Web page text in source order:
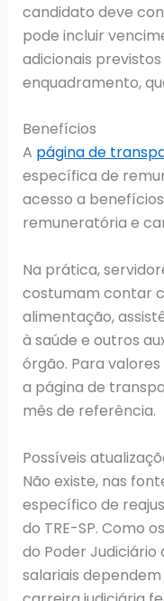
candidato deve
pode incluir
adicionais
enquadramento,
Benefícios
A página de
específica de
acesso a
remuneratória e
Na prática,
costumam contar
alimentação,
à saúde e outros
órgão. Para
a página de
mês de referência.
Possíveis
Não existe, nas
específico de
do TRE-SP. Como
do Poder Judiciário
salariais